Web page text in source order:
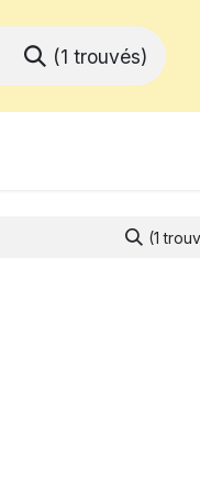
(1 trouvés)
(1